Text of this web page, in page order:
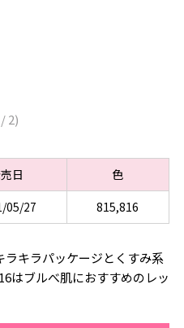
/2)
日
色
05/27 815,816
キラパッケージとくすみ系
はブルべ肌におすすめのレッ